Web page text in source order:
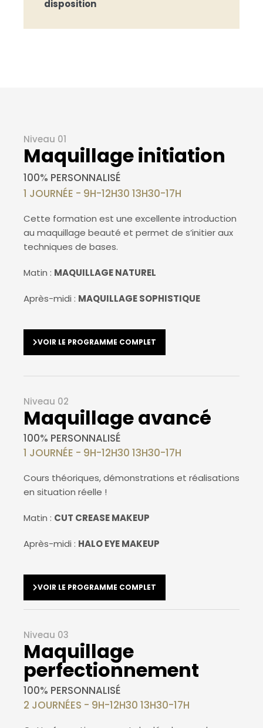
disposition
Niveau 01
Maquillage initiation
100% PERSONNALISÉ
1 JOURNÉE - 9H-12H30 13H30-17H
Cette formation est une excellente introduction
au maquillage beauté et permet de s’initier aux
techniques de bases.
Matin : MAQUILLAGE NATUREL
Après-midi : MAQUILLAGE SOPHISTIQUE
VOIR LE PROGRAMME COMPLET
Niveau 02
Maquillage avancé
100% PERSONNALISÉ
1 JOURNÉE - 9H-12H30 13H30-17H
Cours théoriques, démonstrations et réalisations
en situation réelle !
Matin : CUT CREASE MAKEUP
Après-midi : HALO EYE MAKEUP
VOIR LE PROGRAMME COMPLET
Niveau 03
Maquillage
perfectionnement
100% PERSONNALISÉ
2 JOURNÉES - 9H-12H30 13H30-17H